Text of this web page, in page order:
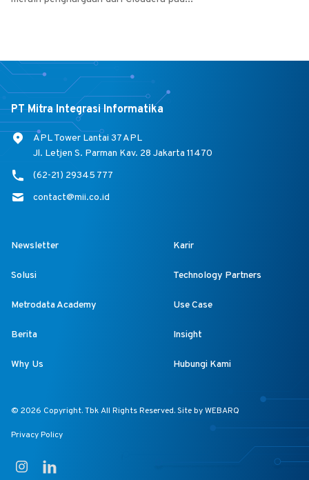
PT Mitra Integrasi Informatika
APL Tower Lantai 37 APL
Jl. Letjen S. Parman Kav. 28 Jakarta 11470
(62-21) 29345 777
contact@mii.co.id
Newsletter Karir
Solusi Technology Partners
Metrodata Academy Use Case
Berita Insight
Why Us Hubungi Kami
© 2026 Copyright. Tbk All Rights Reserved. Site byWEBARQ
Privacy Policy